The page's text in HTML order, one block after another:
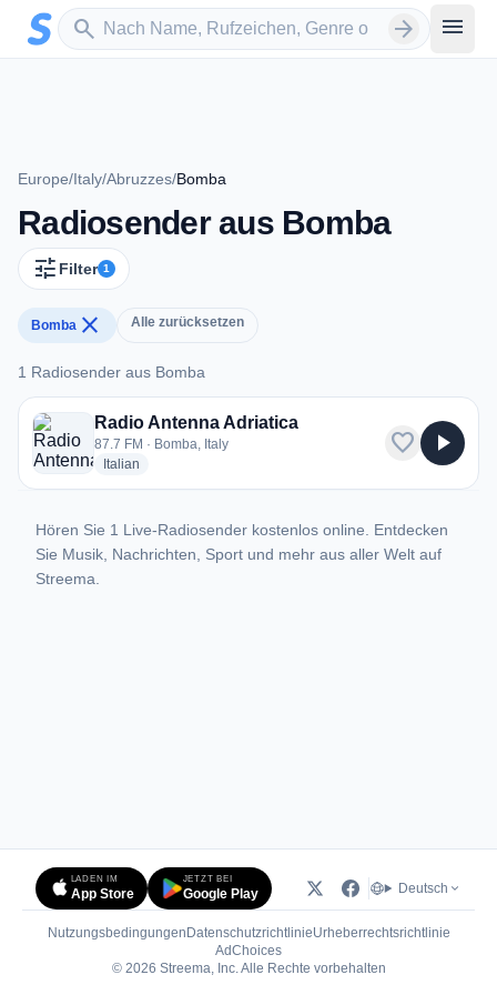
Zum Hauptinhalt springen
search
Sender suchen arrow_forward menu
Europe/Italy/Abruzzes/Bomba
Radiosender aus Bomba
tune Filter 1
Bomba close Alle zurücksetzen
1 Radiosender aus Bomba
1 Radiosender aus Bomba
Radio Antenna Adriatica
87.7 FM · Bomba, Italy
Italian
favorite play_arrow
Hören Sie 1 Live-Radiosender kostenlos online. Entdecken
Sie Musik, Nachrichten, Sport und mehr aus aller Welt auf
Streema.
LADEN IM
App Store
JETZT BEI
Google Play Deutsch
Nutzungsbedingungen DatenschutzrichtlinieUrheberrechtsrichtlinie
AdChoices(öffnet in neuem Tab)
© 2026 Streema, Inc. Alle Rechte vorbehalten